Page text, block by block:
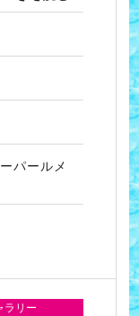
パールメ
ラリー